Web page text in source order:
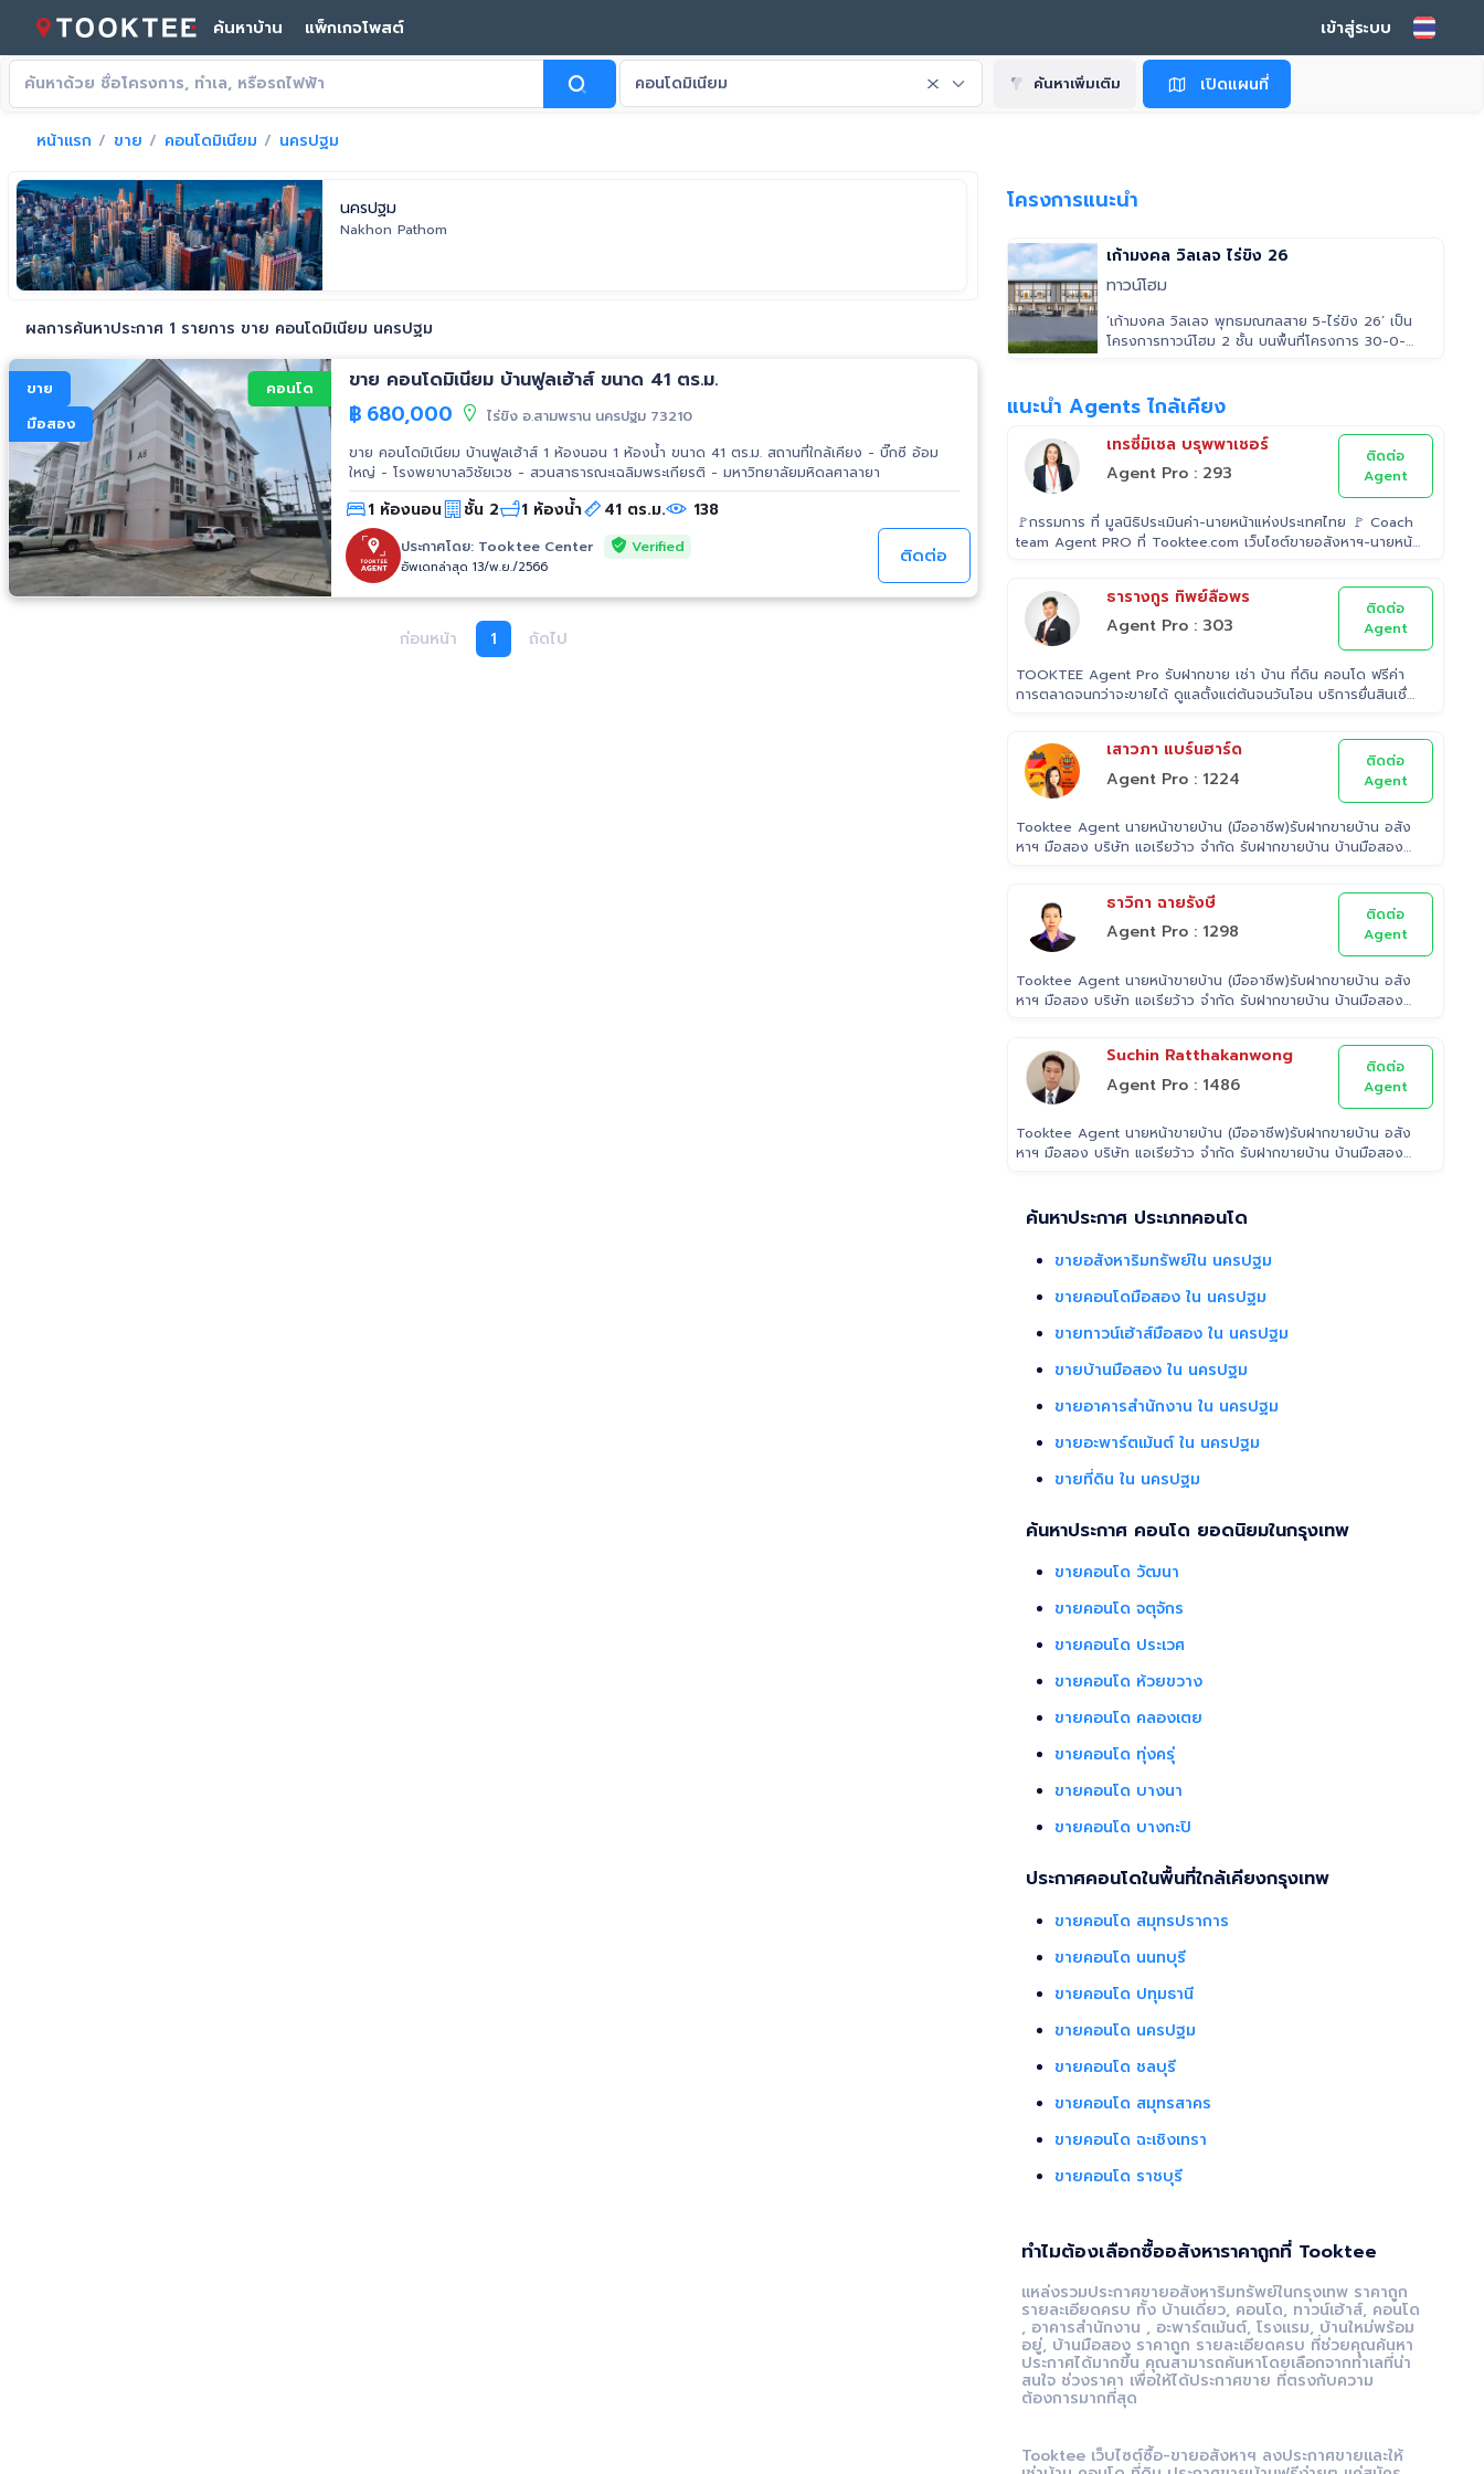
ค้นหาบ้าน แพ็กเกจโพสต์ เข้าสู่ระบบ
คอนโดมิเนียม ค้นหาเพิ่มเติม เปิดแผนที่
หน้าแรก ขาย คอนโดมิเนียม นครปฐม
นครปฐม
Nakhon Pathom
ผลการค้นหาประกาศ 1 รายการ ขาย คอนโดมิเนียม นครปฐม
ขาย
มือสอง
คอนโด ขาย คอนโดมิเนียม บ้านฟูลเฮ้าส์ ขนาด 41 ตร.ม.
฿ 680,000
ไร่ขิง อ.สามพราน นครปฐม 73210
ขาย คอนโดมิเนียม บ้านฟูลเฮ้าส์ 1 ห้องนอน 1 ห้องน้ำ ขนาด 41 ตร.ม. สถานที่ใกล้เคียง - บิ๊กซี อ้อม
ใหญ่ - โรงพยาบาลวิชัยเวช - สวนสาธารณะเฉลิมพระเกียรติ - มหาวิทยาลัยมหิดลศาลายา
1 ห้องนอน ชั้น 2 1 ห้องน้ำ 41 ตร.ม. 138
ประกาศโดย: Tooktee Center Verified
อัพเดทล่าสุด 13/พ.ย./2566 ติดต่อ
ก่อนหน้า 1 ถัดไป
โครงการแนะนำ
เก้ามงคล วิลเลจ ไร่ขิง 26
ทาวน์โฮม
‘เก้ามงคล วิลเลจ พุทธมณฑลสาย 5-ไร่ขิง 26’ เป็น
โครงการทาวน์โฮม 2 ชั้น บนพื้นที่โครงการ 30-0-
แนะนำ Agents ไกล้เคียง
เทรซี่มิเชล บรุพพาเชอร์
Agent Pro : 293
ติดต่อ
Agent
🚩กรรมการ ที่ มูลนิธิประเมินค่า-นายหน้าแห่งประเทศไทย 🚩 Coach
team Agent PRO ที่ Tooktee.com เว็บไซต์ขายอสังหาฯ-นายหน้า
อสังหาริมทรัพย์ ที่ โรงเรียนธุรกิจอสังหาริมทรัพย์ไทย 🚩 Property
Consultant ที่ Tooktee ขาย-ซื้อ บ้านมือสอง อสังหาริมทรัพย์
กรุงเทพและปริมณฑล 🚩 อนุกรรม ที่สมาคมนายหน้า
และ ERA
ธารางกูร ทิพย์ลือพร
Agent Pro : 303
ติดต่อ
Agent
TOOKTEE Agent Pro รับฝากขาย เช่า บ้าน ที่ดิน คอนโด ฟรีค่า
การตลาดจนกว่าจะขายได้ ดูแลตั้งแต่ต้นจนวันโอน บริการยื่นสินเชื่อ
เสาวภา แบร์นฮาร์ด
Agent Pro : 1224
ติดต่อ
Agent
Tooktee Agent นายหน้าขายบ้าน (มืออาชีพ)รับฝากขายบ้าน อสัง
หาฯ มือสอง บริษัท แอเรียว้าว จำกัด รับฝากขายบ้าน บ้านมือสอง
ตลาด/โฆษณาผ่านสื่อต่างๆ/ เดินสินเชื่อ จนไปถึงขั้นตอนการโอนฯ
กรรมสิทธิ์ รับฝากขายเพื่อให้ลูกค้าขายบ้าน ขายที่ดิน และ
อสังหาริมทรัพย์ทุกประเภทได้ โดยทีมงานมืออาชีพ กว่า 2,000 ท่าน
พื้นที่กรุงเทพฯ ปริมณฑล โดยมีพันธมิตรธนาคารหลายแห่ง และทีม
นิติกรรมของกรมที่ดินทุกพื้นที่ ไร้กังวลเรื่องการโอนกรรมสิทธิ์
ธาวิกา ฉายรังษี
Agent Pro : 1298
ติดต่อ
Agent
Tooktee Agent นายหน้าขายบ้าน (มืออาชีพ)รับฝากขายบ้าน อสัง
หาฯ มือสอง บริษัท แอเรียว้าว จำกัด รับฝากขายบ้าน บ้านมือสอง
ตลาด/โฆษณาผ่านสื่อต่างๆ/ เดินสินเชื่อ จนไปถึงขั้นตอนการโอนฯ
กรรมสิทธิ์ รับฝากขายเพื่อให้ลูกค้าขายบ้าน ขายที่ดิน และ
อสังหาริมทรัพย์ทุกประเภทได้ โดยทีมงานมืออาชีพ กว่า 2,000 ท่าน
พื้นที่กรุงเทพฯ ปริมณฑล โดยมีพันธมิตรธนาคารหลายแห่ง และทีม
นิติกรรมของกรมที่ดินทุกพื้นที่ ไร้กังวลเรื่องการโอนกรรมสิทธิ์
Suchin Ratthakanwong
Agent Pro : 1486
ติดต่อ
Agent
Tooktee Agent นายหน้าขายบ้าน (มืออาชีพ)รับฝากขายบ้าน อสัง
หาฯ มือสอง บริษัท แอเรียว้าว จำกัด รับฝากขายบ้าน บ้านมือสอง
ตลาด/โฆษณาผ่านสื่อต่างๆ/ เดินสินเชื่อ จนไปถึงขั้นตอนการโอนฯ
อสังหาริมทรัพย์ทุกประเภทได้ โดยทีมงานมืออาชีพ กว่า 2,000 ท่าน
ที่มีประสบการณ์ด้านอสังหาริมทรัพย์ มากกว่า 25 ปี ครอบคลุมทั่ว
พื้นที่กรุงเทพฯ ปริมณฑล โดยมีพันธมิตรธนาคารหลายแห่ง และทีม
นิติกรรมของกรมที่ดินทุกพื้นที่ ไร้กังวลเรื่องการโอนกรรมสิทธิ์
ค้นหาประกาศ ประเภทคอนโด
ขายอสังหาริมทรัพย์ใน นครปฐม
ขายคอนโดมือสอง ใน นครปฐม
ขายทาวน์เฮ้าส์มือสอง ใน นครปฐม
ขายบ้านมือสอง ใน นครปฐม
ขายอาคารสำนักงาน ใน นครปฐม
ขายอะพาร์ตเม้นต์ ใน นครปฐม
ขายที่ดิน ใน นครปฐม
ค้นหาประกาศ คอนโด ยอดนิยมในกรุงเทพ
ขายคอนโด วัฒนา
ขายคอนโด จตุจักร
ขายคอนโด ประเวศ
ขายคอนโด ห้วยขวาง
ขายคอนโด คลองเตย
ขายคอนโด ทุ่งครุ่
ขายคอนโด บางนา
ขายคอนโด บางกะปิ
ประกาศคอนโดในพื้นที่ใกล้เคียงกรุงเทพ
ขายคอนโด สมุทรปราการ
ขายคอนโด นนทบุรี
ขายคอนโด ปทุมธานี
ขายคอนโด นครปฐม
ขายคอนโด ชลบุรี
ขายคอนโด สมุทรสาคร
ขายคอนโด ฉะเชิงเทรา
ขายคอนโด ราชบุรี
ทำไมต้องเลือกซื้ออสังหาราคาถูกที่ Tooktee
แหล่งรวมประกาศขายอสังหาริมทรัพย์ในกรุงเทพ ราคาถูก
รายละเอียดครบ ทั้ง บ้านเดี่ยว, คอนโด, ทาวน์เฮ้าส์, คอนโด
, อาคารสำนักงาน , อะพาร์ตเม้นต์, โรงแรม, บ้านใหม่พร้อม
อยู่, บ้านมือสอง ราคาถูก รายละเอียดครบ ที่ช่วยคุณค้นหา
ประกาศได้มากขึ้น คุณสามารถค้นหาโดยเลือกจากทำเลที่น่า
สนใจ ช่วงราคา เพื่อให้ได้ประกาศขาย ที่ตรงกับความ
ต้องการมากที่สุด
Tooktee เว็บไซต์ซื้อ-ขายอสังหาฯ ลงประกาศขายและให้